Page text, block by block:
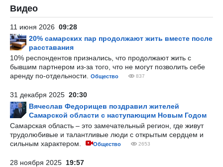
Видео
11 июня 2026 09:28
20% самарских пар продолжают жить вместе после
расставания
10% респондентов признались, что продолжают жить с
бывшим партнером из-за того, что не могут позволить себе
аренду по-отдельности.
Общество 837
31 декабря 2025 20:30
Вячеслав Федорищев поздравил жителей
Самарской области с наступающим Новым Годом
Самарская область – это замечательный регион, где живут
трудолюбивые и талантливые люди с открытым сердцем и
сильным характером.
Общество 2653
28 ноября 2025 19:57